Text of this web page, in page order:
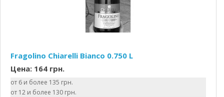
Fragolino Chiarelli Bianco 0.750 L
Цена: 164 грн.
от 6 и более 135 грн.
от 12 и более 130 грн.